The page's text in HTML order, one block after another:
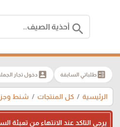
search
ballotطلباتي السابقة account_box دخول تجار
الرئيسية كل المنتجات شنط
يرجى التاكد عند الانتهاء من تعبئة